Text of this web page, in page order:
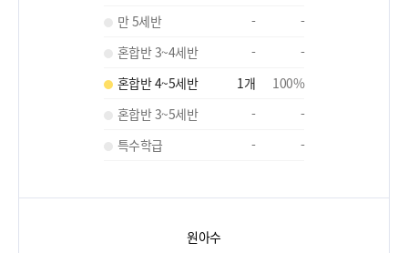
만 5세반
-
-
혼합반 3~4세반
-
-
혼합반 4~5세반
1개 100%
혼합반 3~5세반
-
-
특수학급
- -
원아수